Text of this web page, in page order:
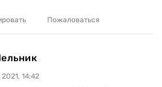
Пожаловаться
14:42